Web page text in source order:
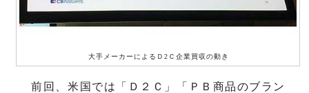
大手メーカーによるＤ2Ｃ企業買収の動き
前回、米国では「Ｄ２Ｃ」「ＰＢ商品のブラン